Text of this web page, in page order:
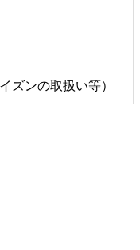
ズンの取扱い等）